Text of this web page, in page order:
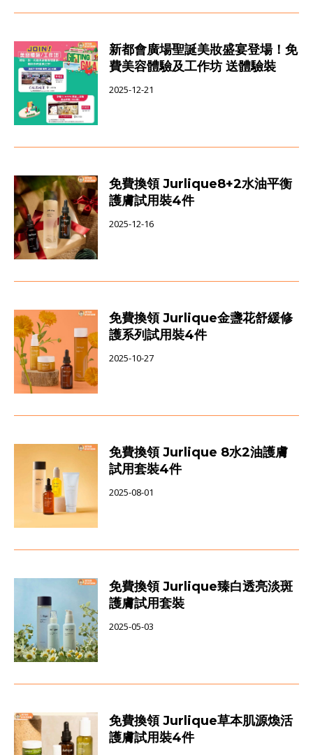
新都會廣場聖誕美妝盛宴登場！免
費美容體驗及工作坊 送體驗裝
2025-12-21
免費換領 Jurlique8+2水油平衡
護膚試用裝4件
2025-12-16
免費換領 Jurlique金盞花舒緩修
護系列試用裝4件
2025-10-27
免費換領 Jurlique 8水2油護膚
試用套裝4件
2025-08-01
免費換領 Jurlique臻白透亮淡斑
護膚試用套裝
2025-05-03
免費換領 Jurlique草本肌源煥活
護膚試用裝4件